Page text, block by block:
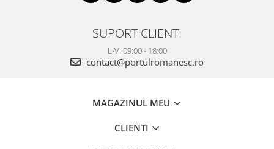
SUPORT CLIENTI
L-V: 09:00 - 18:00
contact@portulromanesc.ro
MAGAZINUL MEU
CLIENTI